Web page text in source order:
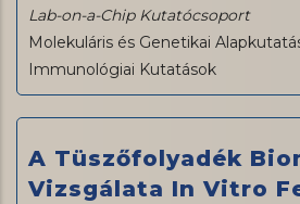
Lab-on-a-Chip Kutatócsoport
Molekuláris és Genetikai
Immunológiai Kutatások
A Tüszőfolyadék
Vizsgálata In Vitro